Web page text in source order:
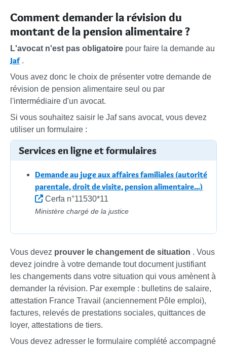
Comment demander la révision du
montant de la pension alimentaire ?
L'avocat n'est pas obligatoire pour faire la demande au
Jaf .
Vous avez donc le choix de présenter votre demande de
révision de pension alimentaire seul ou par
l'intermédiaire d'un avocat.
Si vous souhaitez saisir le Jaf sans avocat, vous devez
utiliser un formulaire :
Services en ligne et formulaires
Demande au juge aux affaires familiales (autorité
parentale, droit de visite, pension alimentaire...)
Cerfa n°11530*11
Ministère chargé de la justice
Vous devez prouver le changement de situation . Vous
devez joindre à votre demande tout document justifiant
les changements dans votre situation qui vous amènent à
demander la révision. Par exemple : bulletins de salaire,
attestation France Travail (anciennement Pôle emploi),
factures, relevés de prestations sociales, quittances de
loyer, attestations de tiers.
Vous devez adresser le formulaire complété accompagné